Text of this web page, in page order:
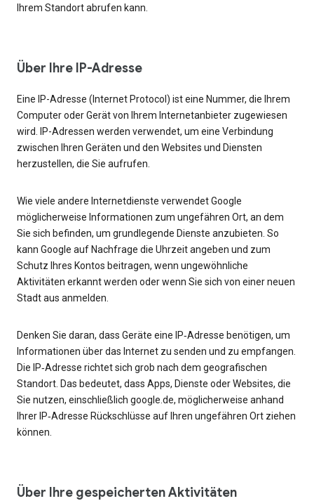
Ihrem Standort abrufen kann.
Über Ihre IP-Adresse
Eine IP-Adresse (Internet Protocol) ist eine Nummer, die Ihrem
Computer oder Gerät von Ihrem Internetanbieter zugewiesen
wird. IP-Adressen werden verwendet, um eine Verbindung
zwischen Ihren Geräten und den Websites und Diensten
herzustellen, die Sie aufrufen.
Wie viele andere Internetdienste verwendet Google
möglicherweise Informationen zum ungefähren Ort, an dem
Sie sich befinden, um grundlegende Dienste anzubieten. So
kann Google auf Nachfrage die Uhrzeit angeben und zum
Schutz Ihres Kontos beitragen, wenn ungewöhnliche
Aktivitäten erkannt werden oder wenn Sie sich von einer neuen
Stadt aus anmelden.
Denken Sie daran, dass Geräte eine IP‑Adresse benötigen, um
Informationen über das Internet zu senden und zu empfangen.
Die IP‑Adresse richtet sich grob nach dem geografischen
Standort. Das bedeutet, dass Apps, Dienste oder Websites, die
Sie nutzen, einschließlich google.de, möglicherweise anhand
Ihrer IP‑Adresse Rückschlüsse auf Ihren ungefähren Ort ziehen
können.
Über Ihre gespeicherten Aktivitäten